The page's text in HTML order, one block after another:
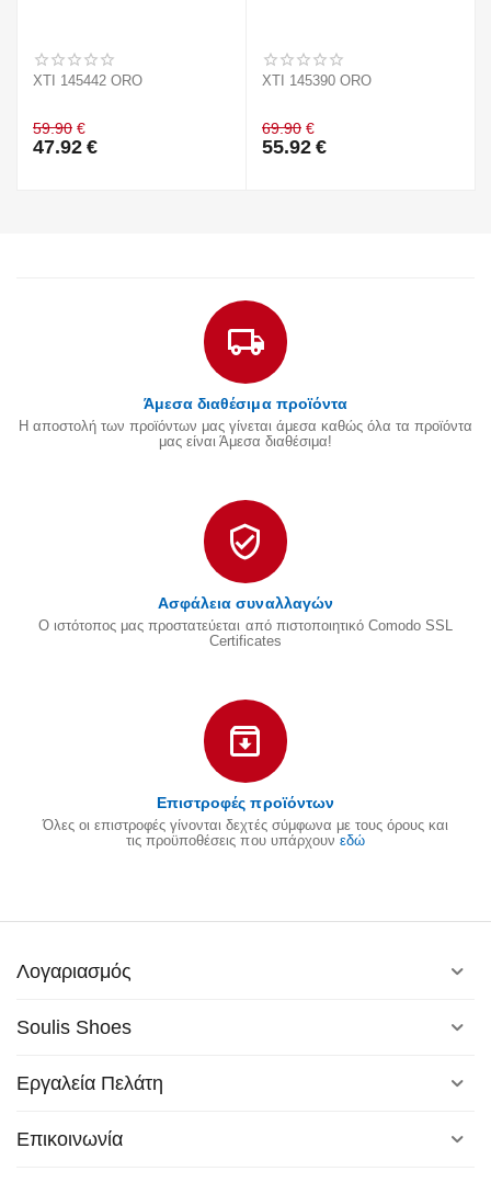
XTI 145442 ORO
59.90 €
47.92 €
XTI 145390 ORO
69.90 €
55.92 €
Άμεσα διαθέσιμα προϊόντα
Η αποστολή των προϊόντων μας γίνεται άμεσα καθώς όλα τα προϊόντα
μας είναι Άμεσα διαθέσιμα!
Ασφάλεια συναλλαγών
Ο ιστότοπος μας προστατεύεται από πιστοποιητικό Comodo SSL
Certificates
Επιστροφές προϊόντων
Όλες οι επιστροφές γίνονται δεχτές σύμφωνα με τους όρους και
τις προϋποθέσεις που υπάρχουν εδώ
Λογαριασμός
Soulis Shoes
Εργαλεία Πελάτη
Επικοινωνία